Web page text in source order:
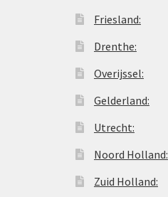
Friesland:
Drenthe:
Overijssel:
Gelderland:
Utrecht:
Noord Holland:
Zuid Holland: